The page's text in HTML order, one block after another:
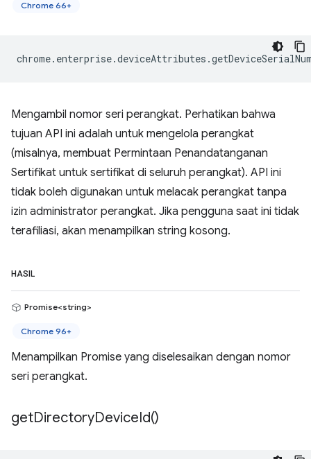
Chrome 66+
chrome. enterprise.deviceAttributes .
Mengambil nomor seri perangkat. Perhatikan bahwa
tujuan API ini adalah untuk mengelola perangkat
(misalnya, membuat Permintaan Penandatanganan
Sertifikat untuk sertifikat di seluruh perangkat). API ini
tidak boleh digunakan untuk melacak perangkat tanpa
izin administrator perangkat. Jika pengguna saat ini tidak
terafiliasi, akan menampilkan string kosong.
HASIL
Promise<string>
Chrome 96+
Menampilkan Promise yang diselesaikan dengan nomor
seri perangkat.
getDirectoryDeviceId()